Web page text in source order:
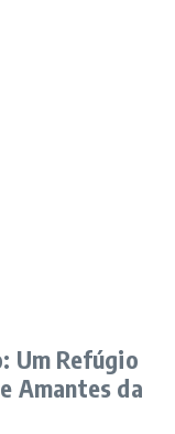
Um Refúgio
Amantes da